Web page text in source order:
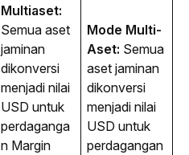
Multiaset:
Semua aset
jaminan
dikonversi
menjadi nilai
USD untuk
perdaganga
n Margin
Mode Multi-
Aset: Semua
aset jaminan
dikonversi
menjadi nilai
USD untuk
perdagangan